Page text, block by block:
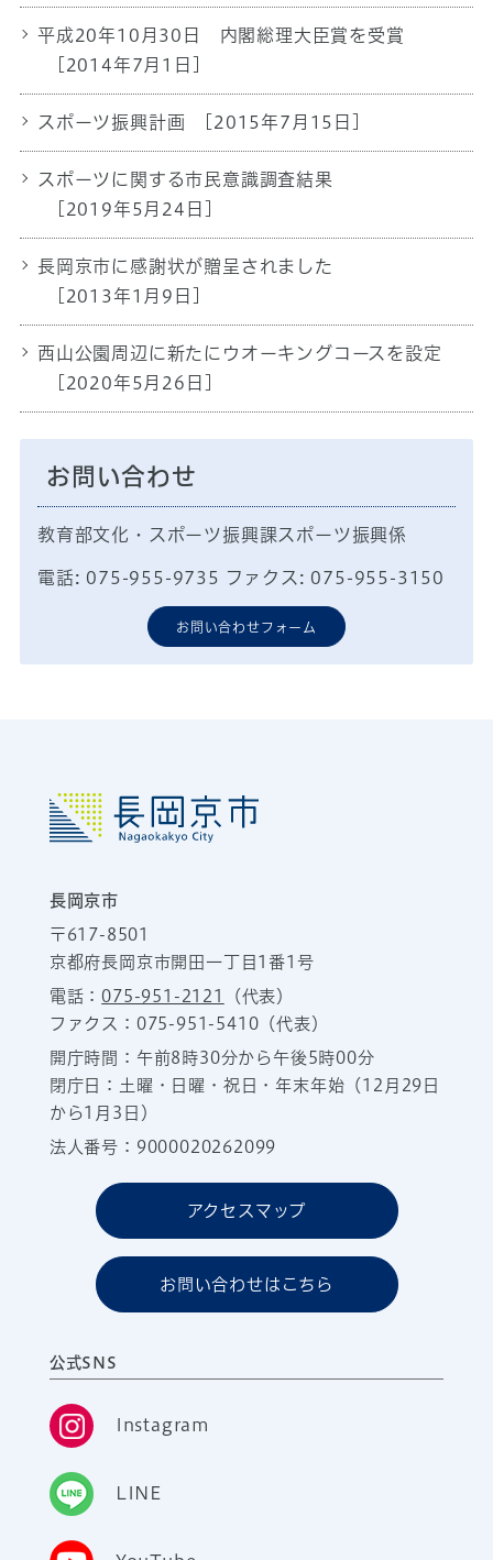
平成20年10月30日 内閣総理大臣賞を受賞
[2014年7月1日]
スポーツ振興計画 [2015年7月15日]
スポーツに関する市民意識調査結果
[2019年5月24日]
長岡京市に感謝状が贈呈されました
[2013年1月9日]
西山公園周辺に新たにウオーキングコースを設定
[2020年5月26日]
お問い合わせ
教育部文化・スポーツ振興課スポーツ振興係
電話: 075-955-9735 ファクス: 075-955-3150
お問い合わせフォーム
長岡京市
〒617-8501
京都府長岡京市開田一丁目1番1号
電話：075-951-2121
（代表）
ファクス：075-951-5410（代表）
開庁時間：午前8時30分から午後5時00分
閉庁日：土曜・日曜・祝日・年末年始（12月29日
から1月3日）
法人番号：9000020262099
アクセスマップ
お問い合わせはこちら
公式SNS
Instagram
LINE